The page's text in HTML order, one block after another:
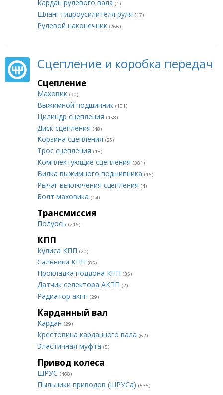
Кардан рулевого вала (1)
Шланг гидроусилителя руля (17)
Рулевой наконечник (266)
Сцепление и коробка передач
Сцепление
Маховик (90)
Выжимной подшипник (101)
Цилиндр сцепления (158)
Диск сцепления (48)
Корзина сцепления (25)
Трос сцепления (18)
Комплектующие сцепления (381)
Вилка выжимного подшипника (16)
Рычаг выключения сцепления (4)
Болт маховика (14)
Трансмиссия
Полуось (216)
КПП
Кулиса КПП (20)
Сальники КПП (85)
Прокладка поддона КПП (35)
Датчик селектора АКПП (2)
Радиатор акпп (29)
Карданный вал
Кардан (29)
Крестовина карданного вала (62)
Эластичная муфта (5)
Привод колеса
ШРУС (468)
Пыльники приводов (ШРУСа) (535)